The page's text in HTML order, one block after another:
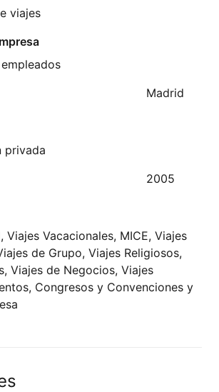
viajes
Madrid
privada
2005
Viajes Vacacionales, MICE, Viajes
de Grupo, Viajes Religiosos,
Viajes de Negocios, Viajes
Congresos y Convenciones y